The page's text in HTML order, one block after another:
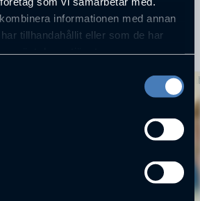
informationen med annan
tillhandahållit eller som de har